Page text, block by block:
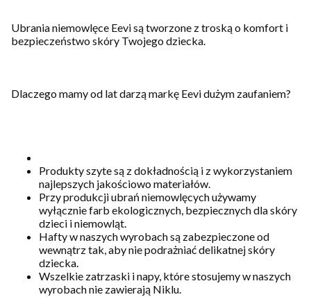
Ubrania niemowlęce Eevi są tworzone z troską o komfort i
bezpieczeństwo skóry Twojego dziecka.
Dlaczego mamy od lat darzą markę Eevi dużym zaufaniem?
Produkty szyte są z dokładnością i z wykorzystaniem
najlepszych jakościowo materiałów.
Przy produkcji ubrań niemowlęcych używamy
wyłącznie farb ekologicznych, bezpiecznych dla skóry
dzieci i niemowląt.
Hafty w naszych wyrobach są zabezpieczone od
wewnątrz tak, aby nie podrażniać delikatnej skóry
dziecka.
Wszelkie zatrzaski i napy, które stosujemy w naszych
wyrobach nie zawierają Niklu.